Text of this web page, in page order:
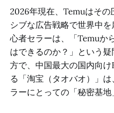
2026年現在、Temuはその
シブな広告戦略で世界中
心者セラーは、「Temuか
はできるのか？」という
方で、中国最大の国内向
る「淘宝（タオバオ）」
ラーにとっての「秘密基地